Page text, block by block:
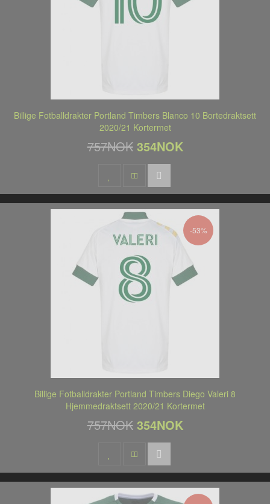
Billige Fotballdrakter Portland Timbers Blanco 10 Bortedraktsett
2020/21 Kortermet
757NOK 354NOK
-53%
Billige Fotballdrakter Portland Timbers Diego Valeri 8
Hjemmedraktsett 2020/21 Kortermet
757NOK 354NOK